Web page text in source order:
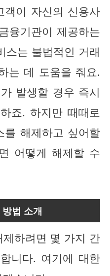
객이 자신의 신용사
융기관이 제공하는
스는 불법적인 거래
는 데 도움을 줘요.
발생할 경우 즉시
죠. 하지만 때때로
를 해제하고 싶어할
어떻게 해제할 수
법 소개
하려면 몇 가지 간
니다. 여기에 대한